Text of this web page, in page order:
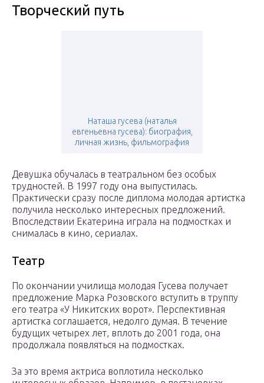
Творческий путь
Наташа гусева (наталья
евгеньевна гусева): биография,
личная жизнь, фильмография
Девушка обучалась в театральном без особых
трудностей. В 1997 году она выпустилась.
Практически сразу после диплома молодая артистка
получила несколько интересных предложений.
Впоследствии Екатерина играла на подмостках и
снималась в кино, сериалах.
Театр
По окончании училища молодая Гусева получает
предложение Марка Розовского вступить в труппу
его театра «У Никитских ворот». Перспективная
артистка соглашается, недолго думая. В течение
будущих четырех лет, вплоть до 2001 года, она
продолжала появляться на подмостках.
За это время актриса воплотила несколько